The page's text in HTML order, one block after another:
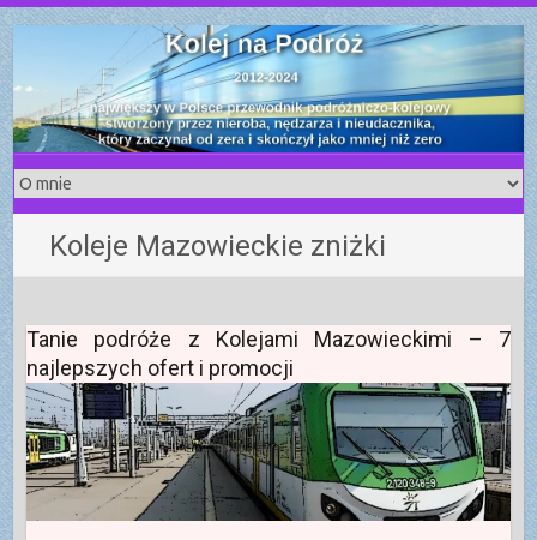
S
k
i
p
t
o
c
o
n
t
e
n
t
Koleje Mazowieckie zniżki
Tanie podróże z Kolejami Mazowieckimi – 7
najlepszych ofert i promocji